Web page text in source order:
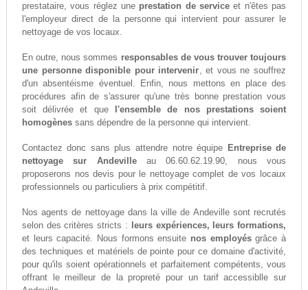
prestataire, vous réglez une prestation de service et n'êtes pas
l'employeur direct de la personne qui intervient pour assurer le
nettoyage de vos locaux.
En outre, nous sommes responsables de vous trouver toujours
une personne disponible pour intervenir, et vous ne souffrez
d'un absentéisme éventuel. Enfin, nous mettons en place des
procédures afin de s'assurer qu'une très bonne prestation vous
soit délivrée et que
l'ensemble de nos prestations soient
homogènessans dépendre de la personne qui intervient.
Contactez donc sans plus attendre notre équipe Entreprise de
nettoyage sur Andevilleau 06.60.62.19.90, nous vous
proposerons nos devis pour le nettoyage complet de vos locaux
professionnels ou particuliers à prix compétitif.
Nos agents de nettoyage dans la ville de Andeville sont recrutés
selon des critères stricts :
leurs expériences, leurs formations,
et leurs capacité. Nous formons ensuite nos employésgrâce à
des techniques et matériels de pointe pour ce domaine d'activité,
pour qu'ils soient opérationnels et parfaitement compétents, vous
offrant le meilleur de la propreté pour un tarif accessiblle sur